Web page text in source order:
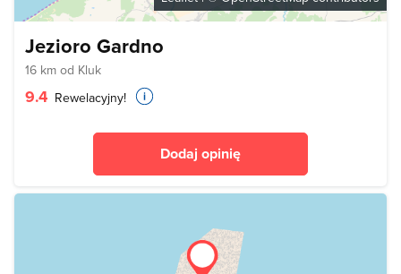
Jezioro Gardno
16 km od Kluk
9.4 Rewelacyjny!
Dodaj opinię